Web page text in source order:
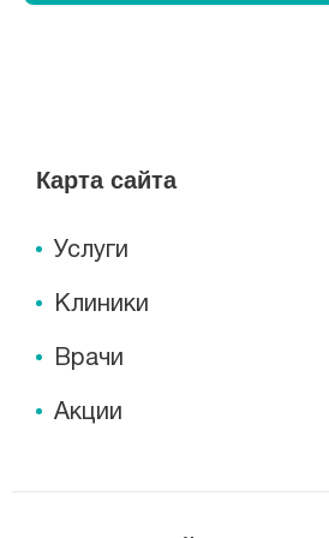
Карта сайта
Услуги
Клиники
Врачи
Акции